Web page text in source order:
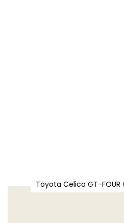
Toyota Celica GT-FOUR